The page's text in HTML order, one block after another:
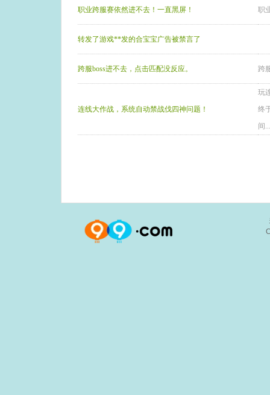
职业跨服赛依然进不去！一直黑屏！ 职
转发了游戏**发的合宝宝广告被禁言了
跨服boss进不去，点击匹配没反应。 跨
连线大作战，系统自动禁战伐四神问题！
玩
终
间...